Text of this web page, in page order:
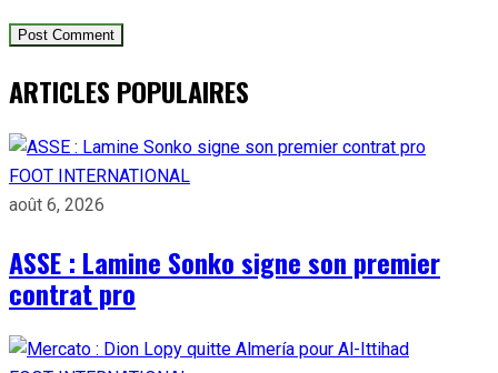
ARTICLES POPULAIRES
FOOT INTERNATIONAL
août 6, 2026
ASSE : Lamine Sonko signe son premier
contrat pro